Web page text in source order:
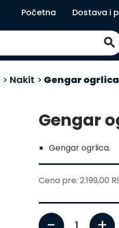
Početna Dostava i
search
> Nakit > Gengar ogrlica
Gengar
Gengar ogrlica.
Cena pre: 2.199,00